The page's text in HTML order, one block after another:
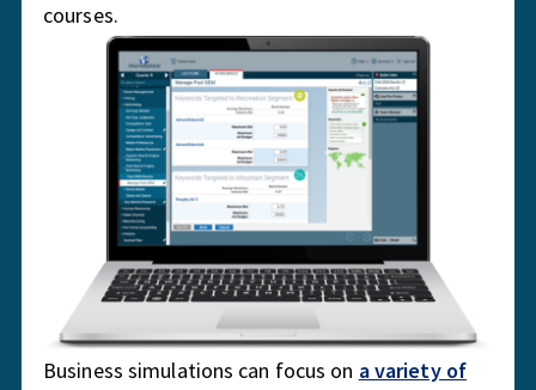
courses.
Business simulations can focus on a variety of